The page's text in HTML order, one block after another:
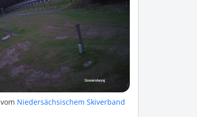
Niedersächsischem Skiverband